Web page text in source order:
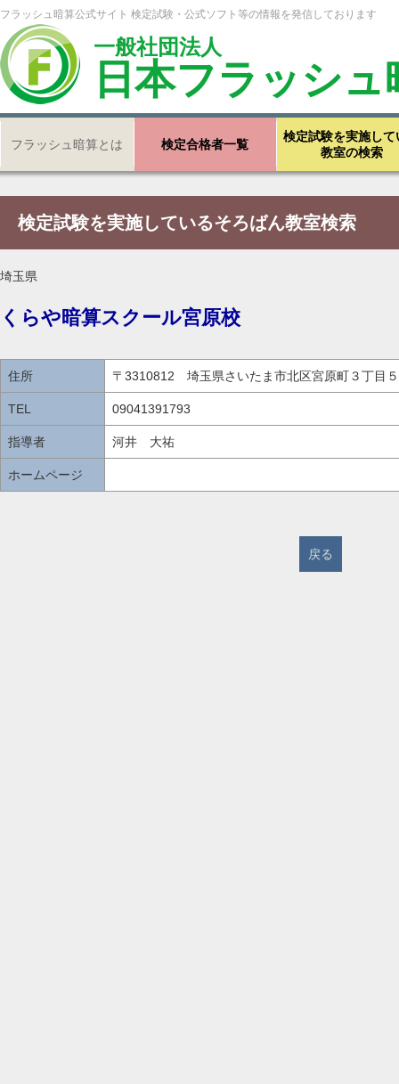
フラッシュ暗算公式サイト 検定試験・公式ソフト等の情報を発信しております
一般社団法人
日本フラッシ
フラッシュ暗算とは 検定合格者一覧
検定試験を実施して
教室の検索
検定試験を実施しているそろばん教室検索
埼玉県
くらや暗算スクール宮原校
住所 〒3310812 埼玉県さいたま市北区宮原町３丁目
TEL 09041391793
指導者 河井 大祐
ホームページ
戻る